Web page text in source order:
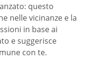
questo
nelle vicinanze e la
in base ai
e suggerisce
con te.